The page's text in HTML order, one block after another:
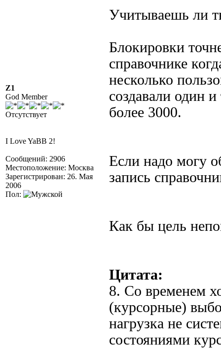
Z1
God Member
Отсутствует
I Love YaBB 2!
Сообщений: 2906
Местоположение: Москва
Зарегистрирован: 26. Мая
2006
Пол:
Учитываешь ли
Блокировки
справочнике
несколько
создавали один
более 3000.
Если надо могу
запись
Как бы цель
Цитата:
8. Со временем
(курсорные)
нагрузка не
состояниями